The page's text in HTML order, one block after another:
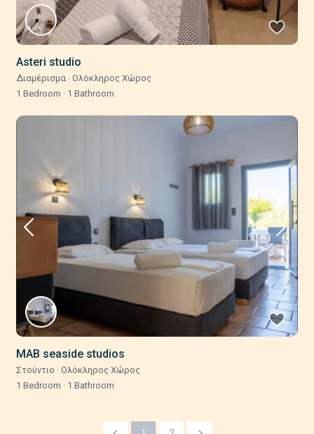
Asteri studio
Διαμέρισμα · Ολόκληρος Χώρος
1 Bedroom · 1 Bathroom
MAB seaside studios
Στούντιο · Ολόκληρος Χώρος
1 Bedroom · 1 Bathroom